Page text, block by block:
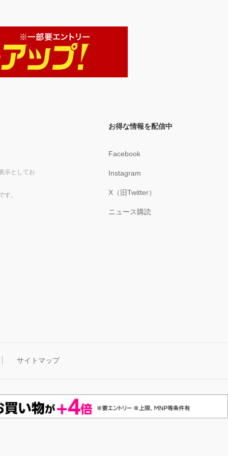
示としてお
す。
お得な情報を配信中
Facebook
Instagram
X（旧Twitter）
ニュース購読
サイトマップ